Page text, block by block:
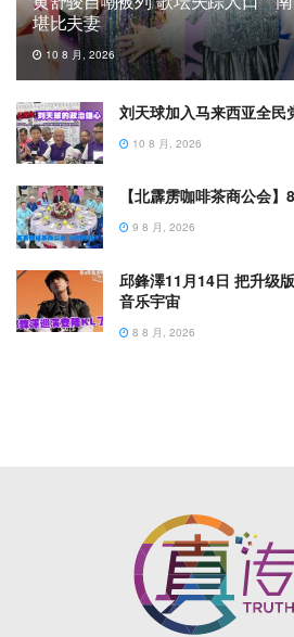
堪比夫妻
10 8 月, 2026
刘天球加入马来西亚全民
10 8 月, 2026
【北霹雳咖啡茶商公会
9 8 月, 2026
邱鋒澤11月14日 把升级
音乐宇宙
8 8 月, 2026